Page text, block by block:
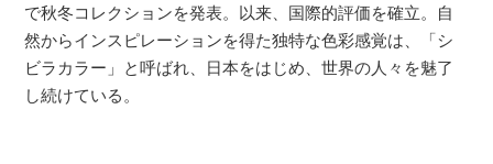
で秋冬コレクションを発表。以来、国際的評価を確立。自
然からインスピレーションを得た独特な色彩感覚は、「シ
ビラカラー」と呼ばれ、日本をはじめ、世界の人々を魅了
し続けている。